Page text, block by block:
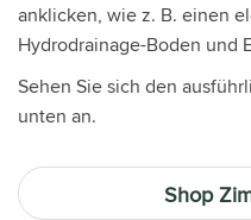
anklicken, wie z. B. einen
Hydrodrainage-Boden und
Sehen Sie sich den
unten an.
Shop